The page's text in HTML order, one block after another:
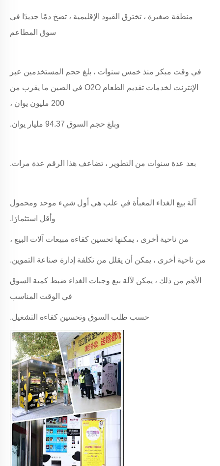
منطقة صغيرة ، تخترق القيود الإقليمية ، تضخ دمًا جديدًا في
سوق المطاعم
في وقت مبكر منذ خمس سنوات ، بلغ حجم المستخدمين عبر
الإنترنت لخدمات تقديم الطعام O2O في الصين ما يقرب من
200 مليون يوان ،
وبلغ حجم السوق 94.37 مليار يوان.
بعد عدة سنوات من التطوير ، تضاعف هذا الرقم عدة مرات.
آلة بيع الغداء المعبأة في علب هي أول شيء موحد ومحمول
وأقل استثمارًا.
من ناحية أخرى ، يمكنها تحسين كفاءة مبيعات آلات البيع ،
من ناحية أخرى ، يمكن أن يقلل من تكلفة إدارة صناعة التموين.
الأهم من ذلك ، يمكن لآلة بيع وجبات الغداء ضبط كمية السوق
في الوقت المناسب
حسب طلب السوق وتحسين كفاءة التشغيل.